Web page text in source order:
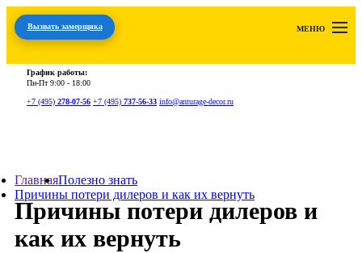
Вызвать замерщика МЕНЮ
График работы:
Пн-Пт9:00 - 18:00
+7 (495) 278-07-56 +7 (495) 737-56-33 info@anturage-decor.ru
ГлавнаяПолезно знать
Причины потери дилеров и как их вернуть
Причины потери дилеров и
как их вернуть